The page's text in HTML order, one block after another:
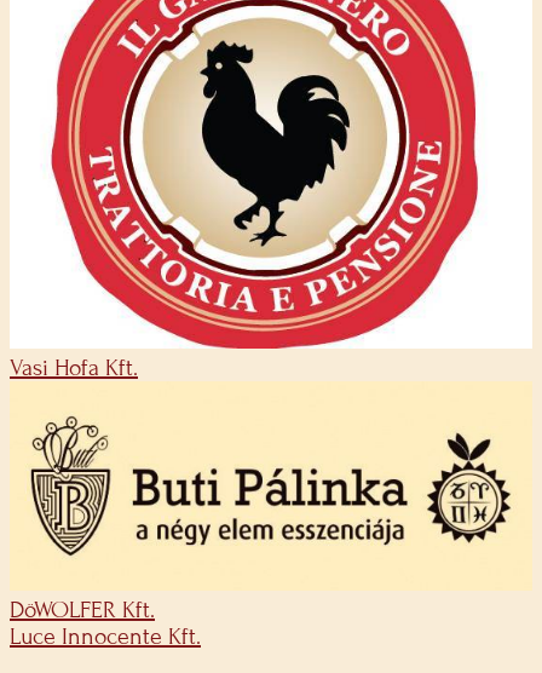
Vasi Hofa Kft.
DöWOLFER Kft.
Luce Innocente Kft.